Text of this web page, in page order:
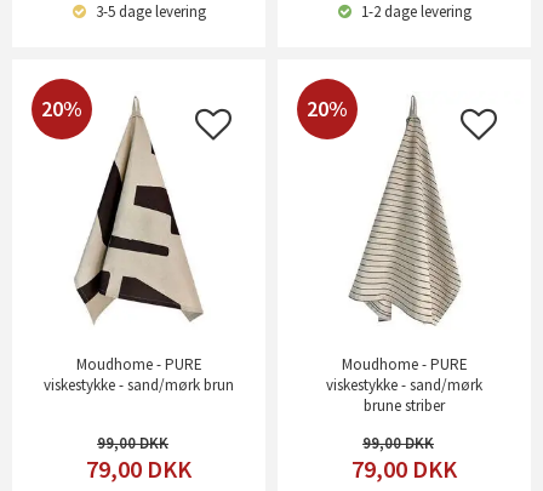
3-5 dagelevering 1-2 dagelevering
20%
Moudhome - PURE
viskestykke - sand/mørk brun
99,00
79,00 DKK
20%
Moudhome - PURE
viskestykke - sand/mørk
brune striber
99,00
79,00 DKK